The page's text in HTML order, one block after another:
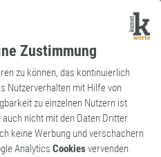
Zustimmung
zu können, das kontinuierlich
Nutzerverhalten mit Hilfe von
zu einzelnen Nutzern ist
nicht mit den Daten Dritter
keine Werbung und verschachern
Analytics Cookiesvervenden
3